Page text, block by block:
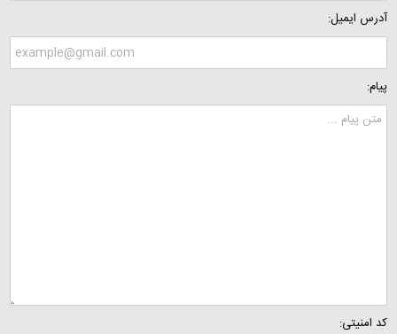
آدرس ایمیل:
پیام:
کد امنیتی: